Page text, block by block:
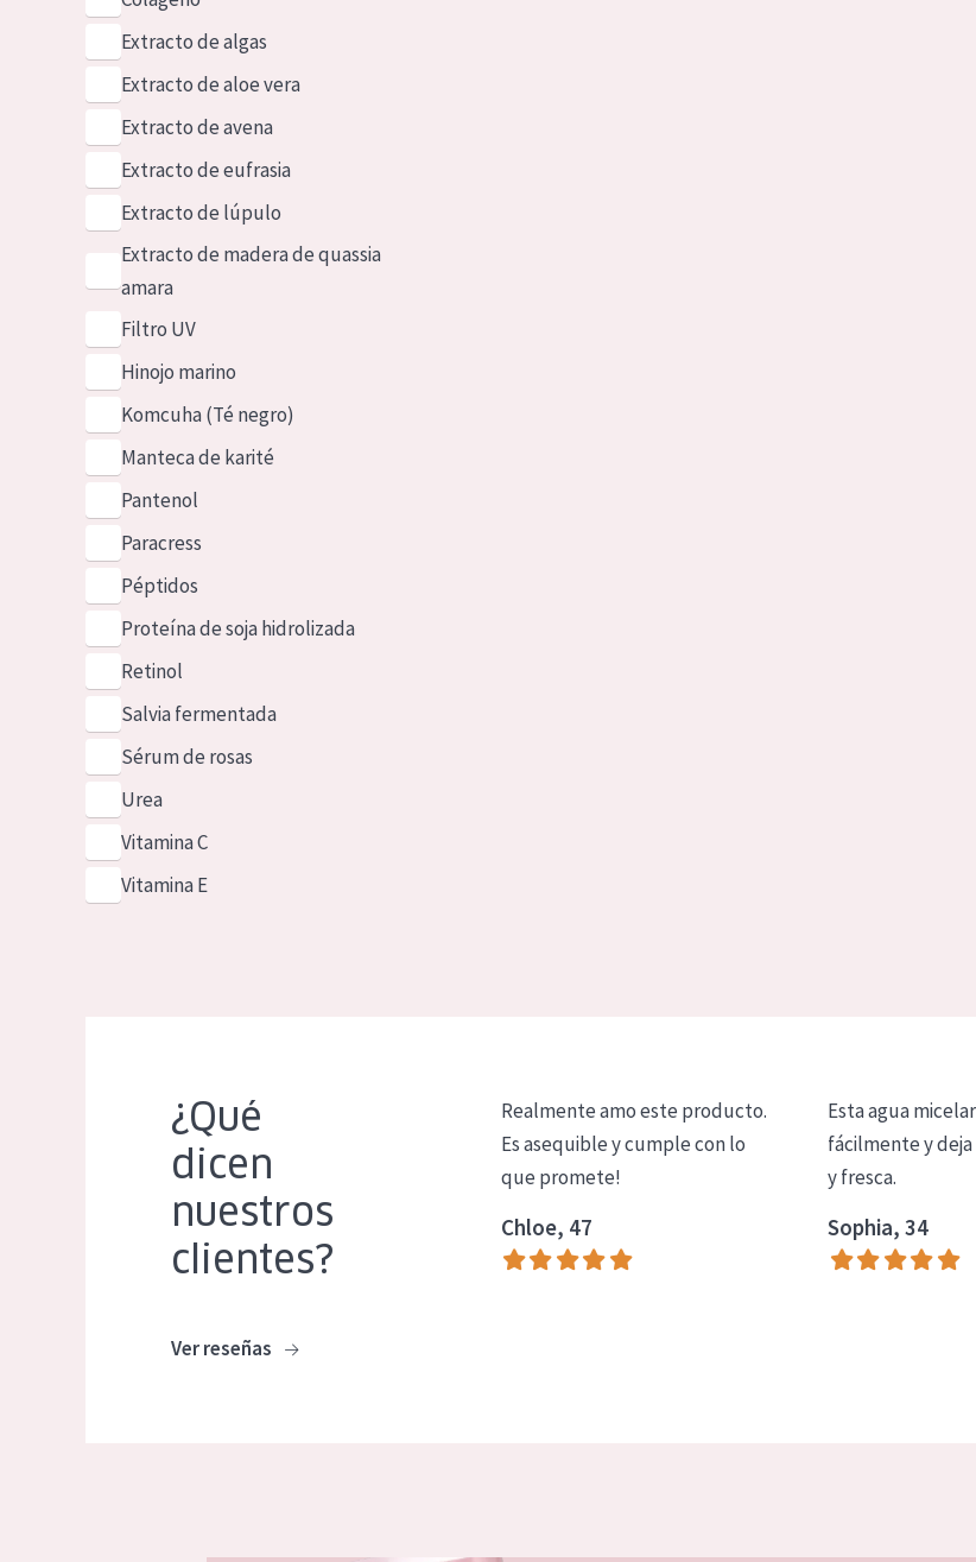
Extracto de algas
Extracto de aloe vera
Extracto de avena
Extracto de eufrasia
Extracto de lúpulo
Extracto de madera de quassia
amara
Filtro UV
Hinojo marino
Komcuha (Té negro)
Manteca de karité
Pantenol
Paracress
Péptidos
Proteína de soja hidrolizada
Retinol
Salvia fermentada
Sérum de rosas
Urea
Vitamina C
Vitamina E
¿Qué
dicen
nuestros
clientes?
Ver reseñas
Realmente amo este producto.
Es asequible y cumple con lo
que promete!
Chloe, 47
Esta agua
fácilmente y
y fresca.
Sophia, 34